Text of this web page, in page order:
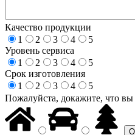
Качество продукции
1
2 3 4
5
Уровень сервиса
1
2 3 4
5
Срок изготовления
1
2 3 4
5
Пожалуйста, докажите, что вы